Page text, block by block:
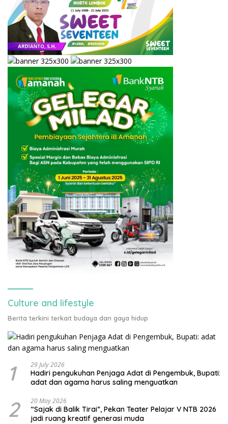
Culture and lifestyle
Berita terkini terkait budaya dan gaya hidup
1 29 July 2026
Hadiri pengukuhan Penjaga Adat di Pengembuk, Bupati:
adat dan agama harus saling menguatkan
2 20 May 2026
“Sajak di Balik Tirai”, Pekan Teater Pelajar V NTB 2026
jadi ruang kreatif generasi muda